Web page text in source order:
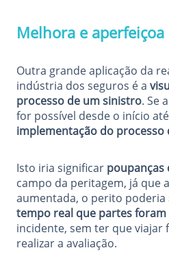
Melhora e aperfeiçoa
Outra grande aplicação da
indústria dos seguros é a
processo de um sinistro. Se
for possível desde o início
implementação do processo
Isto iria significar poupanças
campo da peritagem, já que
aumentada, o perito poderia
tempo real que partes foram
incidente, sem ter que viajar
realizar a avaliação.